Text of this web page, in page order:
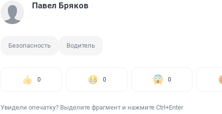
Павел Бряков
Безопасность Водитель
0 0 0
Увидели опечатку? Выделите фрагмент и нажмите Ctrl+Enter